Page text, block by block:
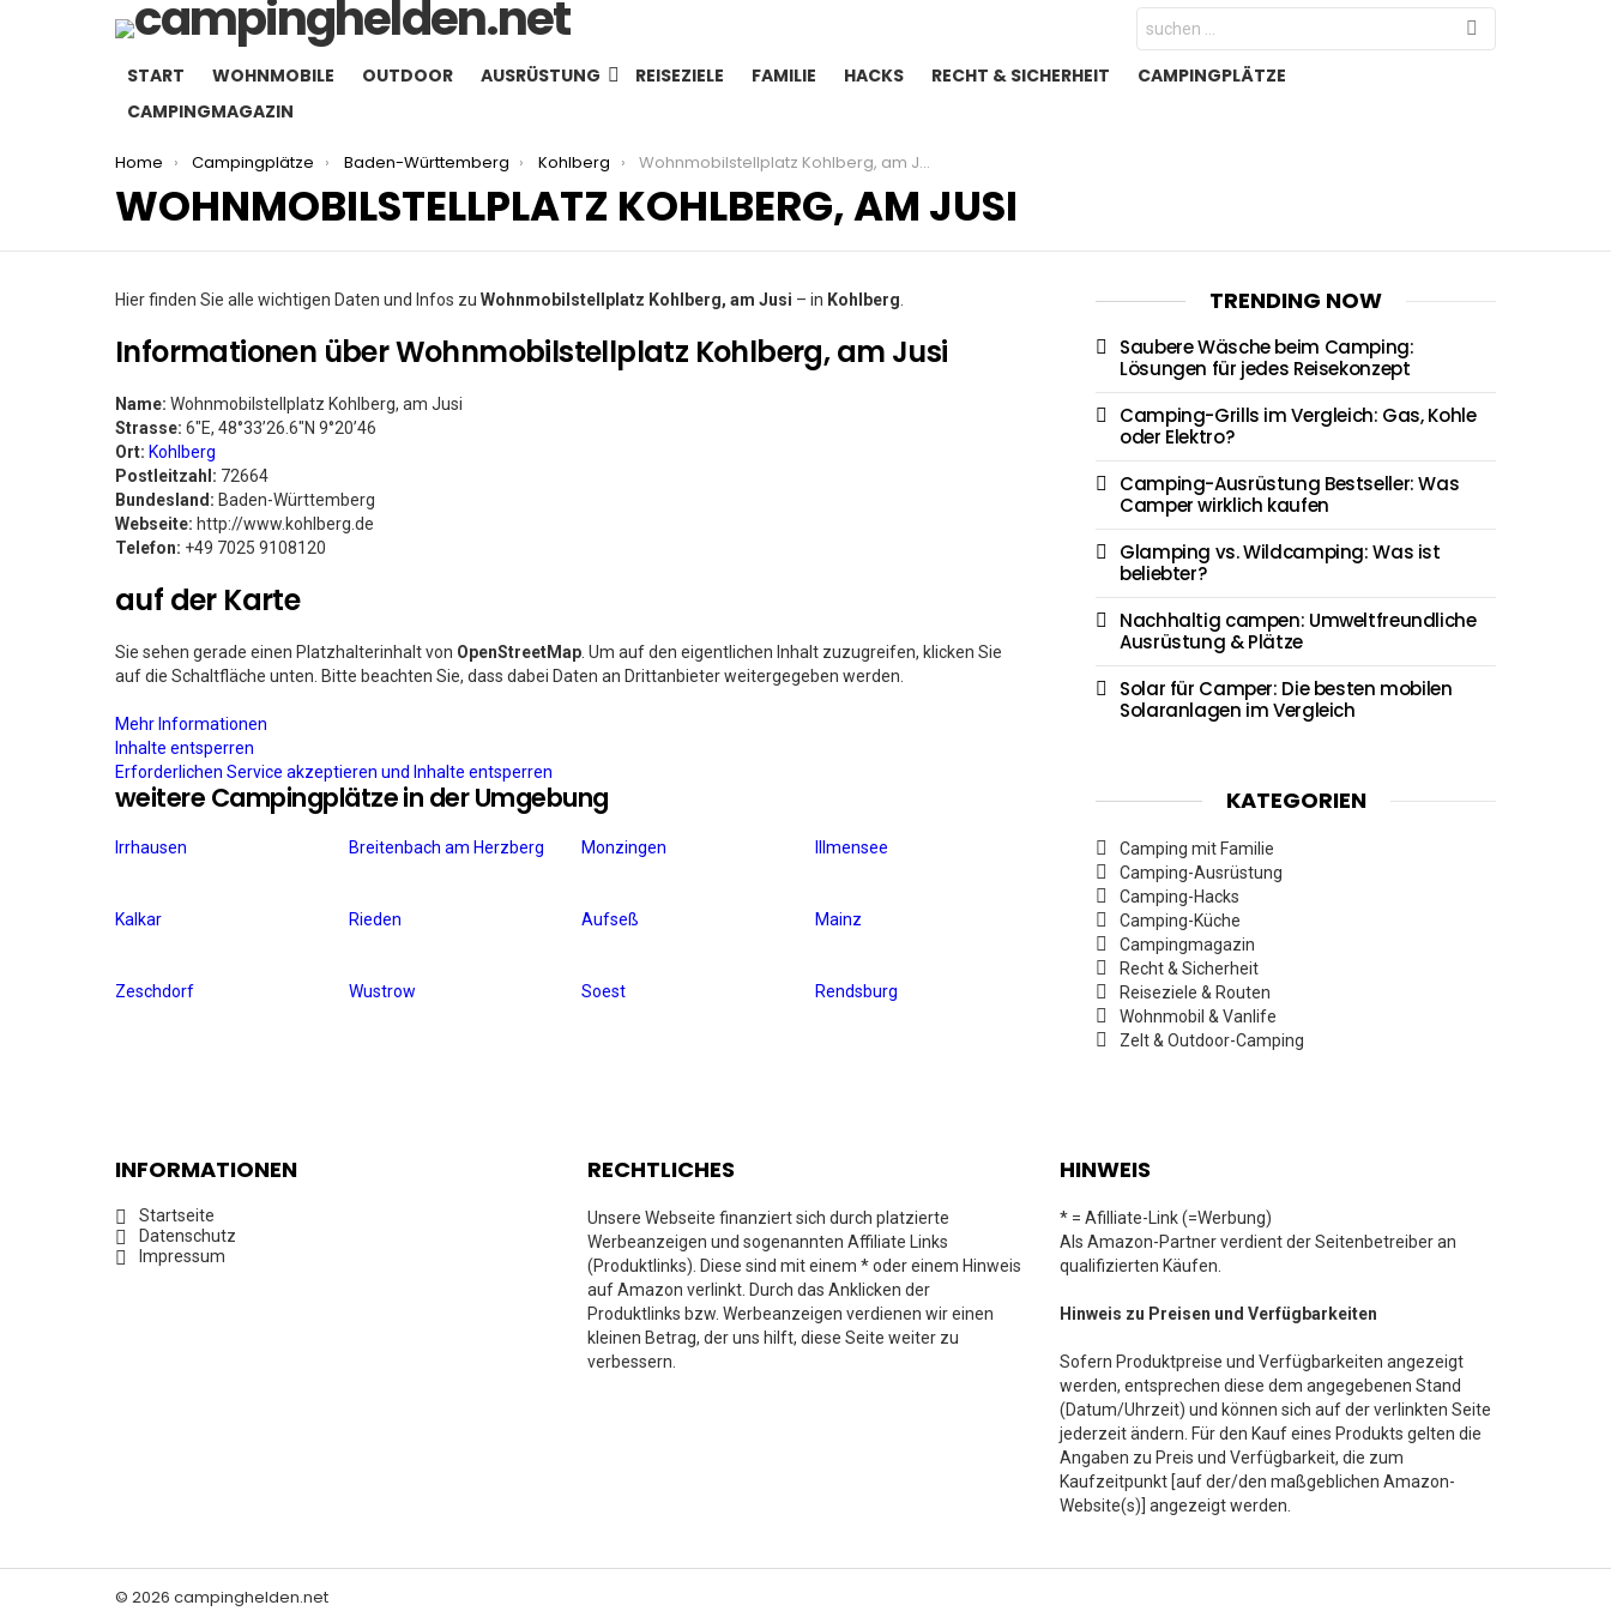
Search
for:
START WOHNMOBILE OUTDOOR AUSRÜSTUNG REISEZIELE FAMILIE HACKS RECHT & SICHERHEIT
CAMPINGPLÄTZE
CAMPINGMAGAZIN
You are here:
Home Campingplätze Baden-Württemberg Kohlberg Wohnmobilstellplatz Kohlberg, am Jusi
WOHNMOBILSTELLPLATZ KOHLBERG, AM JUSI
Hier finden Sie alle wichtigen Daten und Infos zu Wohnmobilstellplatz Kohlberg, am Jusi – in Kohlberg
Informationen über Wohnmobilstellplatz Kohlberg, am Jusi
Name: Wohnmobilstellplatz Kohlberg, am Jusi
Strasse: 6″E, 48°33’26.6″N 9°20’46
Ort: Kohlberg
Postleitzahl: 72664
Bundesland: Baden-Württemberg
Webseite: http://www.kohlberg.de
Telefon: +49 7025 9108120
auf der Karte
Sie sehen gerade einen Platzhalterinhalt von OpenStreetMap . Um auf den eigentlichen Inhalt zuzugreifen, klicken Sie
auf die Schaltfläche unten. Bitte beachten Sie, dass dabei Daten an Drittanbieter weitergegeben werden.
Mehr Informationen
Inhalte entsperren
Erforderlichen Service akzeptieren und Inhalte entsperren
weitere Campingplätze in der Umgebung
Irrhausen Breitenbach am Herzberg Monzingen Illmensee
Kalkar Rieden Aufseß Mainz
Zeschdorf Wustrow Soest Rendsburg
TRENDING NOW
Saubere Wäsche beim Camping:
Lösungen für jedes Reisekonzept
Camping-Grills im Vergleich: Gas, Kohle
oder Elektro?
Camping-Ausrüstung Bestseller: Was
Camper wirklich kaufen
Glamping vs. Wildcamping: Was ist
beliebter?
Nachhaltig campen: Umweltfreundliche
Ausrüstung & Plätze
Solar für Camper: Die besten mobilen
Solaranlagen im Vergleich
KATEGORIEN
Camping mit Familie
Camping-Ausrüstung
Camping-Hacks
Camping-Küche
Campingmagazin
Recht & Sicherheit
Reiseziele & Routen
Wohnmobil & Vanlife
Zelt & Outdoor-Camping
INFORMATIONEN
Startseite
Datenschutz
Impressum
RECHTLICHES
Unsere Webseite finanziert sich durch platzierte
Werbeanzeigen und sogenannten Affiliate Links
(Produktlinks). Diese sind mit einem * oder einem Hinweis
auf Amazon verlinkt. Durch das Anklicken der
Produktlinks bzw. Werbeanzeigen verdienen wir einen
kleinen Betrag, der uns hilft, diese Seite weiter zu
verbessern.
HINWEIS
* = Afilliate-Link (=Werbung)
Als Amazon-Partner verdient der Seitenbetreiber an
qualifizierten Käufen.
Hinweis zu Preisen und Verfügbarkeiten
Sofern Produktpreise und Verfügbarkeiten angezeigt
werden, entsprechen diese dem angegebenen Stand
(Datum/Uhrzeit) und können sich auf der verlinkten Seite
jederzeit ändern. Für den Kauf eines Produkts gelten die
Angaben zu Preis und Verfügbarkeit, die zum
Kaufzeitpunkt [auf der/den maßgeblichen Amazon-
Website(s)] angezeigt werden.
© 2026 campinghelden.net